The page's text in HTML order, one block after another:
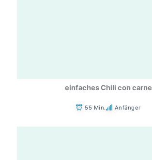
einfaches Chili con carne
55 Min. Anfänger